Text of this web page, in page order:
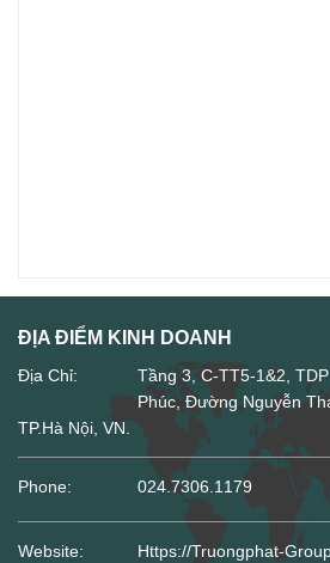
ĐỊA ĐIỂM KINH DOANH
Địa Chỉ:
Tầng 3, C-TT5-1&2,
Phúc, Đường Nguyễn
TP.Hà Nội, VN.
Phone: 024.7306.1179
Website: Https://truongphat-